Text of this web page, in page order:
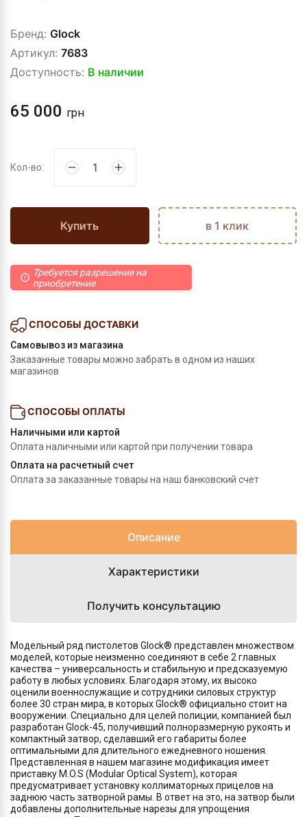
Бренд: Glock
Артикул: 7683
Доступность: В наличии
65 000 грн
Кол-во:
Купить в 1 клик
Требуется разрешение на
приобретение
СПОСОБЫ ДОСТАВКИ
Самовывоз из магазина
Заказанные товары можно забрать в одном из наших
магазинов
СПОСОБЫ ОПЛАТЫ
Наличными или картой
Оплата наличными или картой при получении товара
Оплата на расчетный счет
Оплата за заказанные товары на наш банковский счет
Описание
Характеристики
Получить консультацию
Модельный ряд пистолетов Glock® представлен множеством
моделей, которые неизменно соединяют в себе 2 главных
качества – универсальность и стабильную и предсказуемую
работу в любых условиях. Благодаря этому, их высоко
оценили военнослужащие и сотрудники силовых структур
более 30 стран мира, в которых Glock® официально стоит на
вооружении. Специально для целей полиции, компанией был
разработан Glock-45, получивший полноразмерную рукоять и
компактный затвор, сделавший его габариты более
оптимальными для длительного ежедневного ношения.
Представленная в нашем магазине модификация имеет
приставку M.O.S (Modular Optical System), которая
предусматривает установку коллиматорных прицелов на
заднюю часть затворной рамы. В ответ на это, на затвор были
добавлены дополнительные нарезы для упрощения